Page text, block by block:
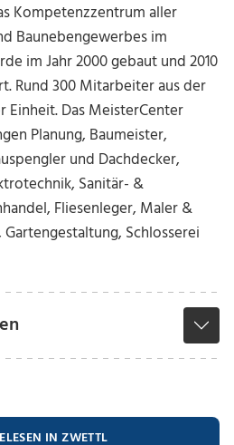
Kompetenzzentrum aller
Baunebengewerbes im
im Jahr 2000 gebaut und 2010
Rund 300 Mitarbeiter aus der
Einheit. Das MeisterCenter
Planung, Baumeister,
und Dachdecker,
Sanitär- &
Fliesenleger, Maler &
Schlosserei
IN ZWETTL